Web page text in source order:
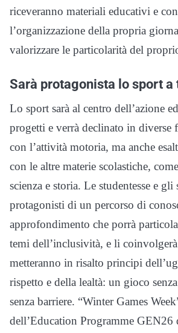
riceveranno materiali educativi e
l’organizzazione della propria
valorizzare le particolarità del
Sarà protagonista lo sport a
Lo sport sarà al centro dell’azione
progetti e verrà declinato in diverse
con l’attività motoria, ma anche
con le altre materie scolastiche,
scienza e storia. Le studentesse e
protagonisti di un percorso di
approfondimento che porrà
temi dell’inclusività, e li
metteranno in risalto principi
rispetto e della lealtà: un gioco
senza barriere. “Winter Games
dell’Education Programme GEN26